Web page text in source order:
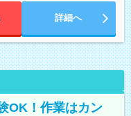
詳細へ
OK！作業はカン